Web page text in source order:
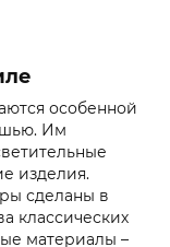
особенной
Им
изделия.
сделаны в
классических
материалы –